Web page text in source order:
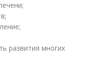
развития многих